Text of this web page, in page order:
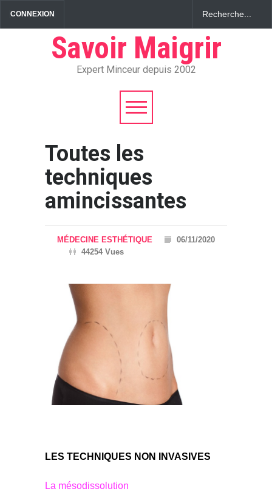
CONNEXION
Savoir Maigrir
Expert Minceur depuis 2002
Toutes les
techniques
amincissantes
MÉDECINE ESTHÉTIQUE
06/11/2020
44254 Vues
LES TECHNIQUES NON INVASIVES
La mésodissolution